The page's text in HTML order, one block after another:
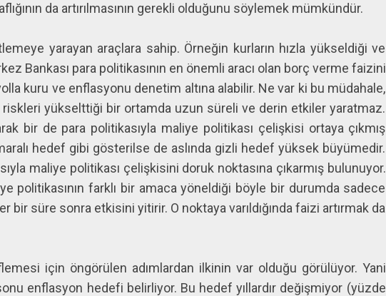
da artırılmasının gerekli olduğunu söylemek mümkündür.
yarayan araçlara sahip. Örneğin kurların hızla yükseldiği ve
Bankası para politikasının en önemli aracı olan borç verme faizini
kuru ve enflasyonu denetim altına alabilir. Ne var ki bu müdahale,
riskleri yükselttiği bir ortamda uzun süreli ve derin etkiler yaratmaz.
bir de para politikasıyla maliye politikası çelişkisi ortaya çıkmış
hedef gibi gösterilse de aslında gizli hedef yüksek büyümedir.
maliye politikası çelişkisini doruk noktasına çıkarmış bulunuyor.
politikasının farklı bir amaca yöneldiği böyle bir durumda sadece
süre sonra etkisini yitirir. O noktaya varıldığında faizi artırmak da
için öngörülen adımlardan ilkinin var olduğu görülüyor. Yani
enflasyon hedefi belirliyor. Bu hedef yıllardır değişmiyor (yüzde